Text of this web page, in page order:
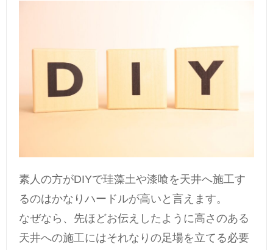
素人の方がDIYで珪藻土や漆喰を天井へ施工す
るのはかなりハードルが高いと言えます。
なぜなら、先ほどお伝えしたように高さのある
天井への施工にはそれなりの足場を立てる必要